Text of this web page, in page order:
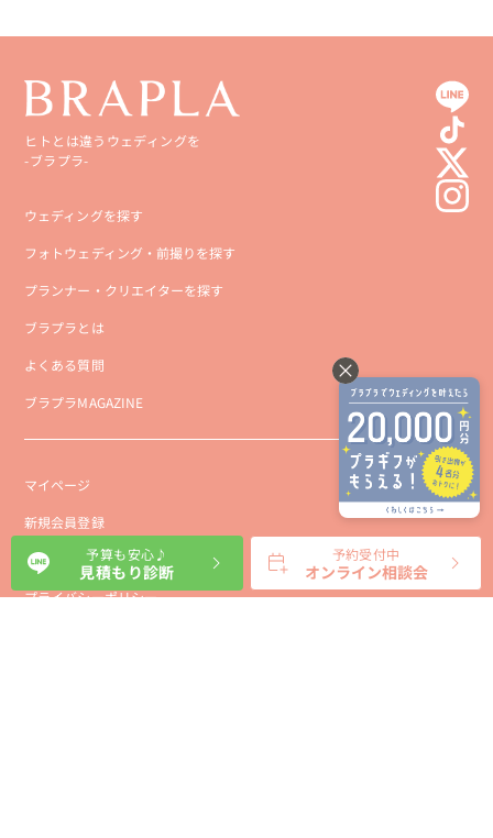
ヒトとは違うウェディングを
-ブラプラ-
ウェディングを探す
フォトウェディング・前撮りを探す
プランナー・クリエイターを探す
ブラプラとは
よくある質問
ブラプラMAGAZINE
マイページ
新規会員登録
会社概要
プライバシーポリシー
予算も安心♪
見積もり診断
予約受付中
オンライン相談会